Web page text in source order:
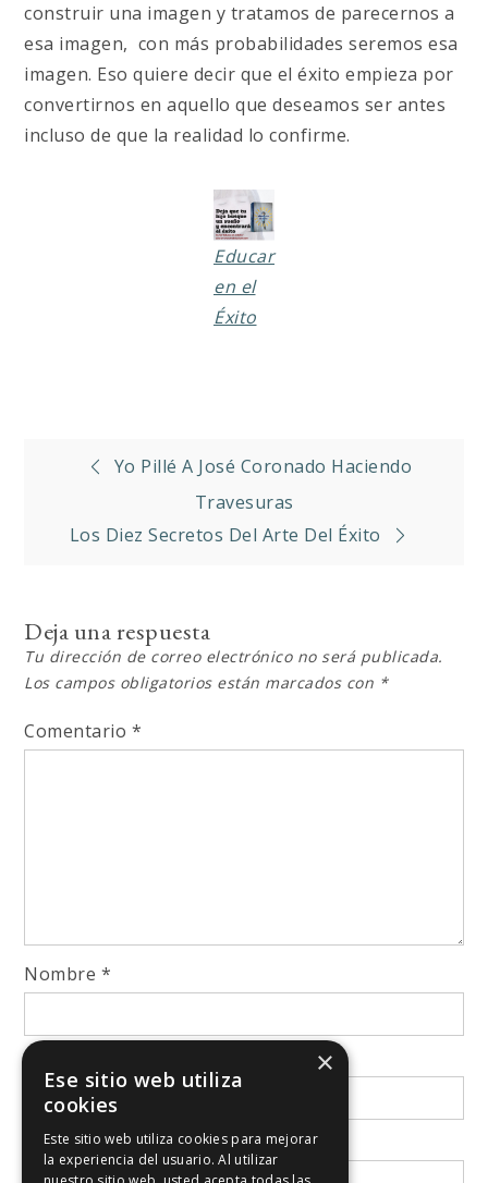
construir una imagen y tratamos de parecernos a
esa imagen, con más probabilidades seremos esa
imagen. Eso quiere decir que el éxito empieza por
convertirnos en aquello que deseamos ser antes
incluso de que la realidad lo confirme.
Educar
en el
Éxito
Navegación
Yo Pillé A José Coronado Haciendo
Travesuras
Los Diez Secretos Del Arte Del Éxito
Deja una respuesta
Tu dirección de correo electrónico no será publicada.
Los campos obligatorios están marcados con *
Comentario *
Nombre *
Correo electrónico
Web
×
Ese sitio web utiliza
cookies
Este sitio web utiliza cookies para mejorar
la experiencia del usuario. Al utilizar